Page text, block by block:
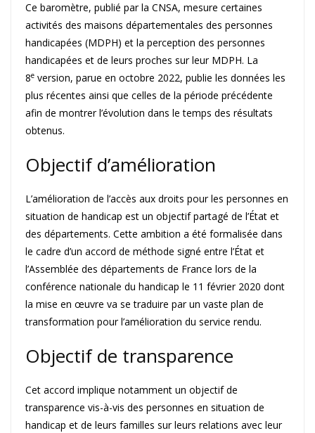
Ce baromètre, publié par la CNSA, mesure certaines
activités des maisons départementales des personnes
handicapées (MDPH) et la perception des personnes
handicapées et de leurs proches sur leur MDPH. La
8e version, parue en octobre 2022, publie les données les
plus récentes ainsi que celles de la période précédente
afin de montrer l’évolution dans le temps des résultats
obtenus.
Objectif d’amélioration
L’amélioration de l’accès aux droits pour les personnes en
situation de handicap est un objectif partagé de l’État et
des départements. Cette ambition a été formalisée dans
le cadre d’un accord de méthode signé entre l’État et
l’Assemblée des départements de France lors de la
conférence nationale du handicap le 11 février 2020 dont
la mise en œuvre va se traduire par un vaste plan de
transformation pour l’amélioration du service rendu.
Objectif de transparence
Cet accord implique notamment un objectif de
transparence vis-à-vis des personnes en situation de
handicap et de leurs familles sur leurs relations avec leur